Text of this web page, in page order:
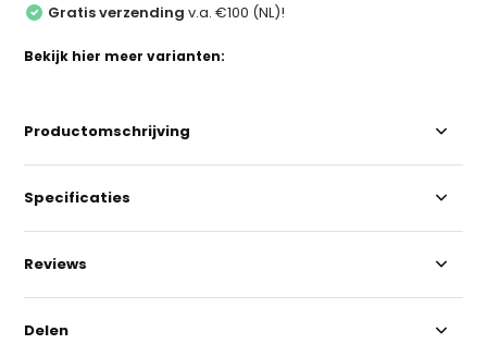
Gratis verzending v.a. €100 (NL)!
Bekijk hier meer varianten:
Productomschrijving
Specificaties
Reviews
Delen